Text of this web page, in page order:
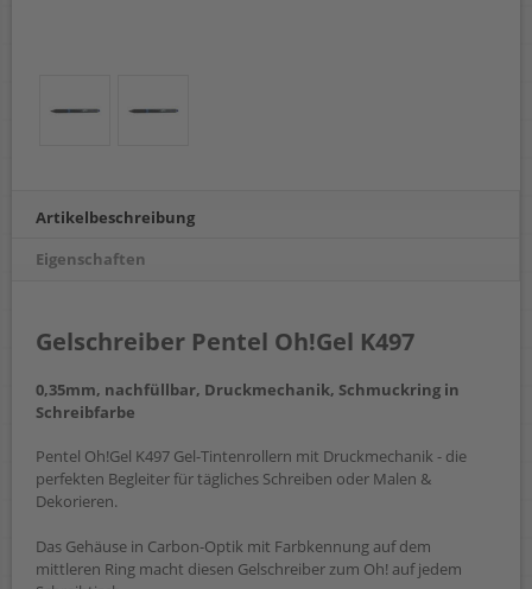
Artikelbeschreibung
Eigenschaften
Gelschreiber Pentel Oh!Gel K497
0,35mm, nachfüllbar, Druckmechanik, Schmuckring in
Schreibfarbe
Pentel Oh!Gel K497 Gel-Tintenrollern mit Druckmechanik - die
perfekten Begleiter für tägliches Schreiben oder Malen &
Dekorieren.
Das Gehäuse in Carbon-Optik mit Farbkennung auf dem
mittleren Ring macht diesen Gelschreiber zum Oh! auf jedem